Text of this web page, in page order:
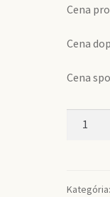
Cena
Cena
Cena
Grand
Kategória: